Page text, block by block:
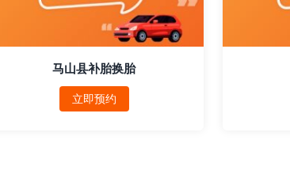
马山县补胎换胎
立即预约